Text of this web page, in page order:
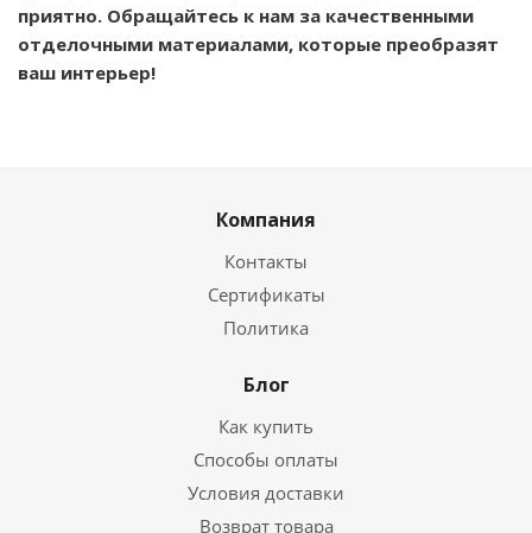
приятно. Обращайтесь к нам за качественными
отделочными материалами, которые преобразят
ваш интерьер!
Компания
Контакты
Сертификаты
Политика
Блог
Как купить
Способы оплаты
Условия доставки
Возврат товара